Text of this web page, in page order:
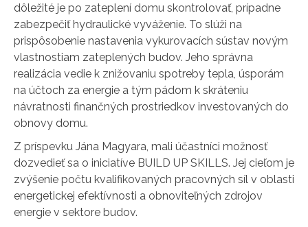
dôležité je po zateplení domu skontrolovať, prípadne
zabezpečiť hydraulické vyváženie. To slúži na
prispôsobenie nastavenia vykurovacích sústav novým
vlastnostiam zateplených budov. Jeho správna
realizácia vedie k znižovaniu spotreby tepla, úsporám
na účtoch za energie a tým pádom k skráteniu
návratnosti finančných prostriedkov investovaných do
obnovy domu.
Z príspevku Jána Magyara, mali účastníci možnosť
dozvedieť sa o iniciatíve BUILD UP SKILLS. Jej cieľom je
zvýšenie počtu kvalifikovaných pracovných síl v oblasti
energetickej efektívnosti a obnoviteľných zdrojov
energie v sektore budov.